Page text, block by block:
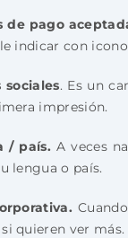
de pago
indicar con
sociales. Es un
impresión.
/ país.A veces
lengua o país.
quieren ver más.